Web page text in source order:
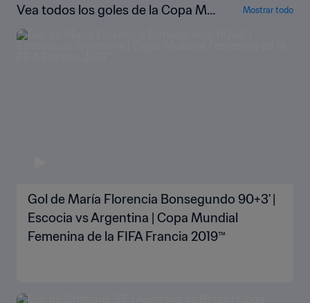
Vea todos los goles de la Copa Mu
ndial Femenina de la FIFA Francia 2
019™
Mostrar todo
Gol de María Florencia Bonsegundo 90+3' |
Escocia vs Argentina | Copa Mundial
Femenina de la FIFA Francia 2019™